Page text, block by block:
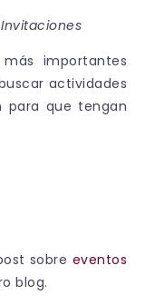
más importantes
actividades
para que tengan
sobre eventos
blog.